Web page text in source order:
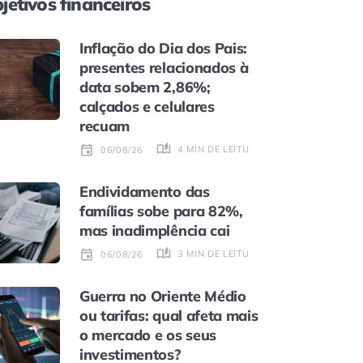
Inflação do Dia dos Pais:
presentes relacionados à
data sobem 2,86%;
calçados e celulares
recuam
06/08/26 4 MIN DE LEITURA
Endividamento das
famílias sobe para 82%,
mas inadimplência cai
06/08/26 3 MIN DE LEITURA
Guerra no Oriente Médio
ou tarifas: qual afeta mais
o mercado e os seus
investimentos?